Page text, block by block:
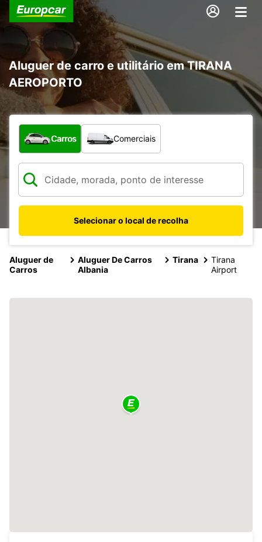
Aluguer de carro e utilitário em TIRANA
AEROPORTO
Que tipo de veículo pretende?
Carros Comerciais
Selecionar o local de recolha
Aluguer de
Carros
Aluguer De Carros
Albania
Tirana
Tirana
Airport